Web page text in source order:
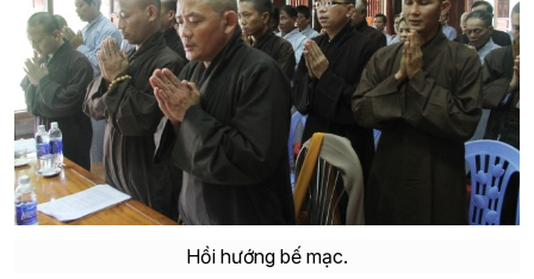
Hồi hướng bế mạc.